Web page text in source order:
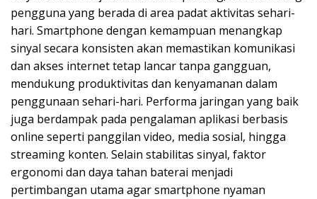
pengguna yang berada di area padat aktivitas sehari-
hari. Smartphone dengan kemampuan menangkap
sinyal secara konsisten akan memastikan komunikasi
dan akses internet tetap lancar tanpa gangguan,
mendukung produktivitas dan kenyamanan dalam
penggunaan sehari-hari. Performa jaringan yang baik
juga berdampak pada pengalaman aplikasi berbasis
online seperti panggilan video, media sosial, hingga
streaming konten. Selain stabilitas sinyal, faktor
ergonomi dan daya tahan baterai menjadi
pertimbangan utama agar smartphone nyaman